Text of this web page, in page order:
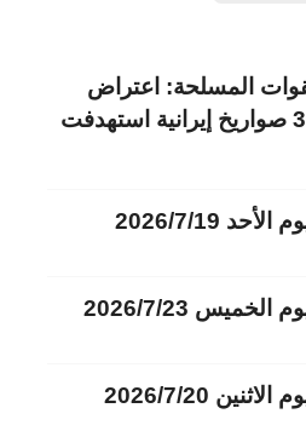
المسلحة: اعتراض
وإسقاط 3 صواريخ إيرانية استهدفت
2026/7/19
2026/7/23
2026/7/20